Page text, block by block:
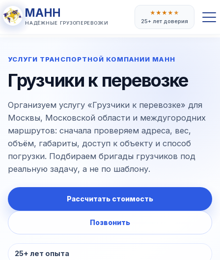
МАНН
НАДЁЖНЫЕ ГРУЗОПЕРЕВОЗКИ
★★★★★
25+ лет доверия
УСЛУГИ ТРАНСПОРТНОЙ КОМПАНИИ МАНН
Грузчики к перевозке
Организуем услугу «Грузчики к перевозке» для
Москвы, Московской области и междугородних
маршрутов: сначала проверяем адреса, вес,
объём, габариты, доступ к объекту и способ
погрузки. Подбираем бригады грузчиков под
реальную задачу, а не по шаблону.
Рассчитать стоимость
Позвонить
25+ лет опыта